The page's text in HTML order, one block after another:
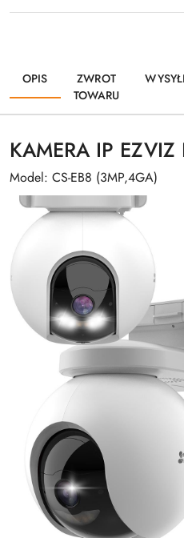
OPIS
ZWROT
TOWARU
KAMERA IP
Model: CS-EB8 (3MP,4GA)